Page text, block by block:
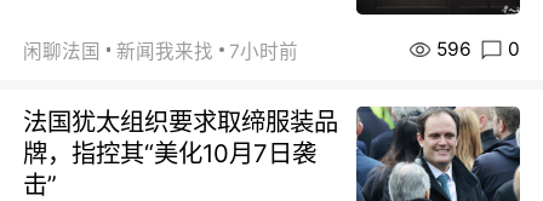
闲聊法国 新闻我来找 7小时前 596 0
法国犹太组织要求取缔服装品
牌，指控其“美化10月7日袭
击”